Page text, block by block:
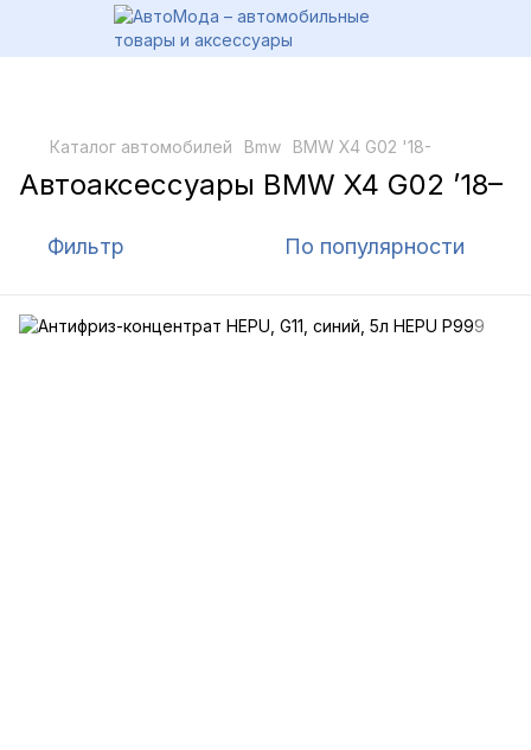
Каталог автомобилей Bmw BMW X4 G02 '18-
Автоаксессуары BMW X4 G02 ’18–
Фильтр По популярности